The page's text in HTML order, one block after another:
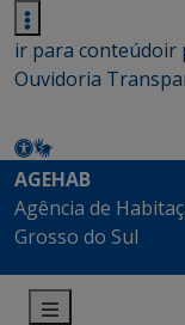
ir para conteúdoir
Ouvidoria
AGEHAB
Agência de
Grosso do Sul